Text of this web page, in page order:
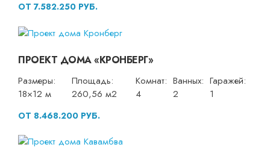
ОТ 7.582.250 РУБ.
ПРОЕКТ ДОМА «КРОНБЕРГ»
Размеры:
18×12 м
Площадь:
260,56 м2
Комнат:
4
Ванных:
2
Гаражей:
1
ОТ 8.468.200 РУБ.